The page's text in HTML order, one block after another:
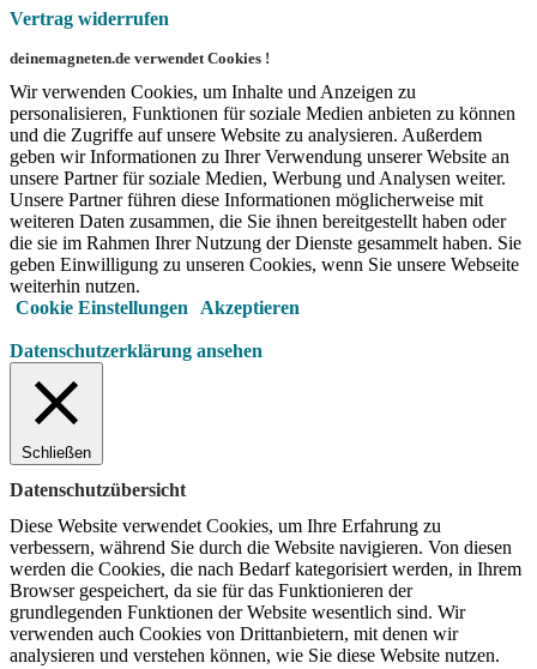
Vertrag widerrufen
deinemagneten.de verwendet Cookies !
Wir verwenden Cookies, um Inhalte und Anzeigen zu
personalisieren, Funktionen für soziale Medien anbieten zu können
und die Zugriffe auf unsere Website zu analysieren. Außerdem
geben wir Informationen zu Ihrer Verwendung unserer Website an
unsere Partner für soziale Medien, Werbung und Analysen weiter.
Unsere Partner führen diese Informationen möglicherweise mit
weiteren Daten zusammen, die Sie ihnen bereitgestellt haben oder
die sie im Rahmen Ihrer Nutzung der Dienste gesammelt haben. Sie
geben Einwilligung zu unseren Cookies, wenn Sie unsere Webseite
weiterhin nutzen.
Cookie Einstellungen Akzeptieren
Datenschutzerklärung ansehen
Schließen
Datenschutzübersicht
Diese Website verwendet Cookies, um Ihre Erfahrung zu
verbessern, während Sie durch die Website navigieren. Von diesen
werden die Cookies, die nach Bedarf kategorisiert werden, in Ihrem
Browser gespeichert, da sie für das Funktionieren der
grundlegenden Funktionen der Website wesentlich sind. Wir
verwenden auch Cookies von Drittanbietern, mit denen wir
analysieren und verstehen können, wie Sie diese Website nutzen.